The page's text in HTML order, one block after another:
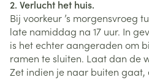
2. Verlucht het huis.
Bij voorkeur ’s morgensvroeg
late namiddag na 17 uur. In
is het echter aangeraden om
ramen te sluiten. Laat dan de
Zet indien je naar buiten gaat,